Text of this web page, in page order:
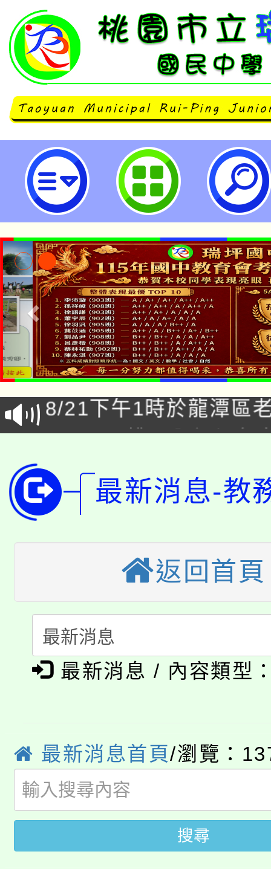
115年度「培育台語家庭計畫」-桃
中學
「本色祭」8/29、30在
場熱烈登場!
8/21下午1時於龍潭區
徵才活動。
YOUNG桃局內行報名
局官網。
開!
115年桃園市運動會8/
桃園市低收入戶享有免
視費優惠，中低收入戶
半價優惠，詳情可洽有
者。
份教師增能研習
大溪自造教育及科技
份教師研習
淨零綠生活教案入校路
會
115年食農教育專業人
程
「本色祭」8/29、30在
局官網。
8月14至27日，桃園電
開!
115年桃園市運動會8/
田徑場及游泳池舉行。
桃園市低收入戶享有免
視費優惠，中低收入戶
大園自造教育及科技中
最新消息-教
返回首頁
最新消息 / 內容類型
最新消息首頁/瀏覽：
搜尋